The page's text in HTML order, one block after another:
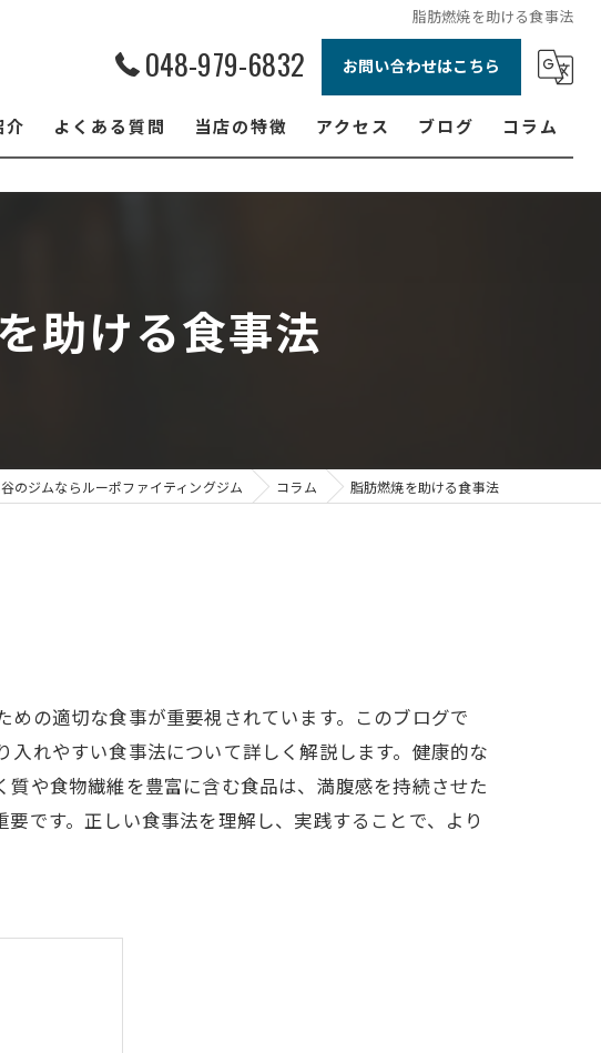
脂肪燃焼を助ける食事法
048-979-6832 お問い合わせはこちら
介 よくある質問 当店の特徴
ボクシング
フィットネス
アクセス ブログ コラム
助ける食事法
のジムならルーポファイティングジム コラム 脂肪燃焼を助ける食事法
の適切な食事が重要視されています。このブログで
れやすい食事法について詳しく解説します。健康的な
や食物繊維を豊富に含む食品は、満腹感を持続させた
です。正しい食事法を理解し、実践することで、より